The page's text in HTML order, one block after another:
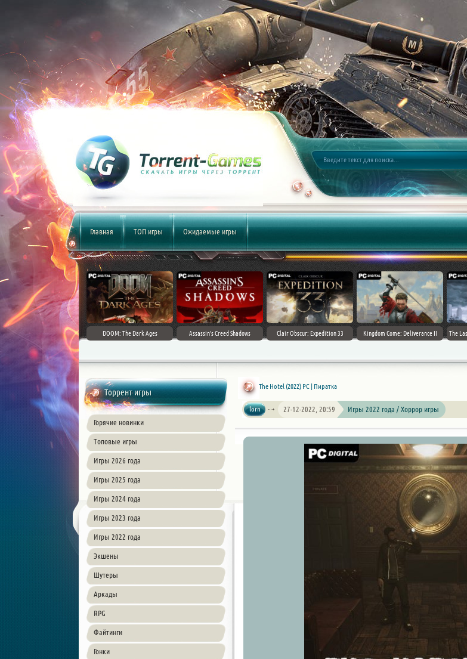
Главная ТОП игры Ожидаемые игры
DOOM: The Dark Ages Assassin's Creed Shadows Clair Obscur: Expedition 33 Kingdom Come: Deliverance II The
Торрент игры
Горячие новинки
Топовые игры
Игры 2026 года
Игры 2025 года
Игры 2024 года
Игры 2023 года
Игры 2022 года
Экшены
Шутеры
Аркады
RPG
Файтинги
Гонки
The Hotel (2022) PC | Пиратка
lorn 27-12-2022, 20:59 Игры 2022 года / Хоррор игры